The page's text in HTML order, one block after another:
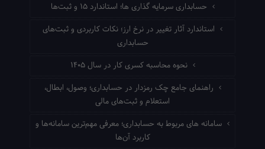
حسابداری سرمایه گذاری ها؛ استاندارد ۱۵ و ثبت‌ها
استاندارد آثار تغییر در نرخ ارز؛ نکات کاربردی و ثبت‌های
حسابداری
نحوه محاسبه کسری کار در سال ۱۴۰۵
راهنمای جامع چک رمزدار در حسابداری؛ وصول، ابطال،
استعلام و ثبت‌های مالی
سامانه های مربوط به حسابداری؛ معرفی مهم‌ترین سامانه‌ها و
کاربرد آن‌ها